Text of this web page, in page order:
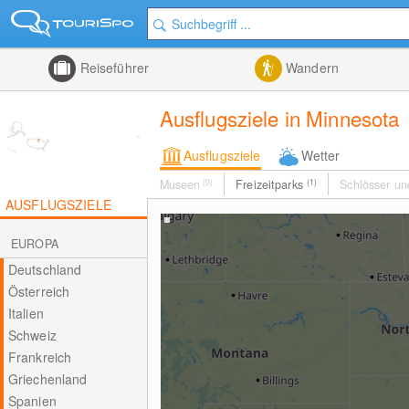
Reiseführer Wandern
Ausflugsziele in Minnesota
Ausflugsziele Wetter
Museen (0) Freizeitparks (1) Schlösser
AUSFLUGSZIELE
EUROPA
Deutschland
Österreich
Italien
Schweiz
Frankreich
Griechenland
Spanien